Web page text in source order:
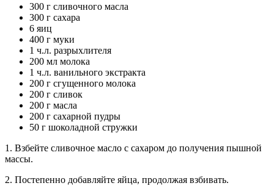
300 г сливочного масла
300 г сахара
6 яиц
400 г муки
1 ч.л. разрыхлителя
200 мл молока
1 ч.л. ванильного экстракта
200 г сгущенного молока
200 г сливок
200 г масла
200 г сахарной пудры
50 г шоколадной стружки
1. Взбейте сливочное масло с сахаром до получения пышной
массы.
2. Постепенно добавляйте яйца, продолжая взбивать.